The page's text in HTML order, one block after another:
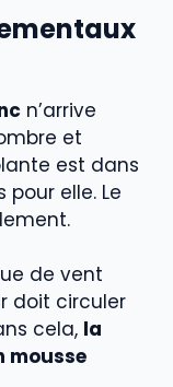
n’arrive
et
est dans
pour elle. Le
de vent
doit circuler
cela, la
mousse